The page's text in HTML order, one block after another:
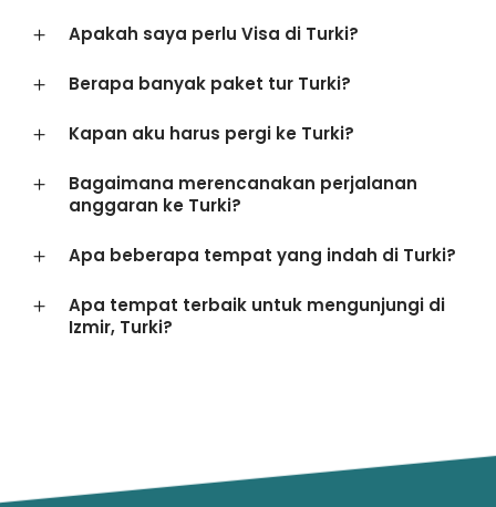
Apakah saya perlu Visa di Turki?
Berapa banyak paket tur Turki?
Kapan aku harus pergi ke Turki?
Bagaimana merencanakan perjalanan
anggaran ke Turki?
Apa beberapa tempat yang indah di Turki?
Apa tempat terbaik untuk mengunjungi di
Izmir, Turki?